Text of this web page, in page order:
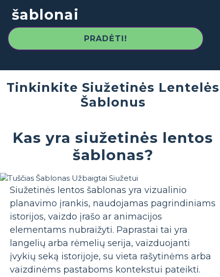
šablonai
PRADĖTI!
Tinkinkite Siužetinės Lentelės
Šablonus
Kas yra siužetinės lentos
šablonas?
Siužetinės lentos šablonas yra vizualinio
planavimo įrankis, naudojamas pagrindiniams
istorijos, vaizdo įrašo ar animacijos
elementams nubraižyti. Paprastai tai yra
langelių arba rėmelių serija, vaizduojanti
įvykių seką istorijoje, su vieta rašytinėms arba
vaizdinėms pastaboms kontekstui pateikti.